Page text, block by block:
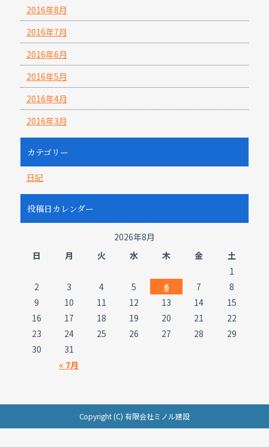
2016年8月
2016年7月
2016年6月
2016年5月
2016年4月
2016年3月
カテゴリー
日記
投稿日カレンダー
2026年8月
日
月 火 水 木 金 土
« 7月
1
2
3 4 5 6 7
8
9
10 11 12 13 14
15
16
17 18 19 20 21
22
23
24 25 26 27 28
29
30
31
Copyright (C) 有限会社ミノル建設